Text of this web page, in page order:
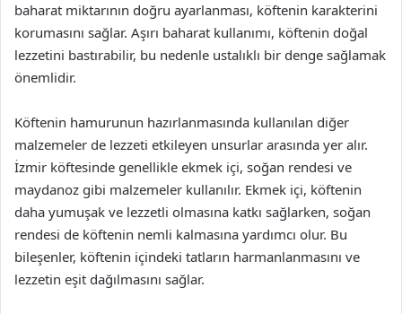
baharat miktarının doğru ayarlanması, köftenin karakterini
korumasını sağlar. Aşırı baharat kullanımı, köftenin doğal
lezzetini bastırabilir, bu nedenle ustalıklı bir denge sağlamak
önemlidir.
Köftenin hamurunun hazırlanmasında kullanılan diğer
malzemeler de lezzeti etkileyen unsurlar arasında yer alır.
İzmir köftesinde genellikle ekmek içi, soğan rendesi ve
maydanoz gibi malzemeler kullanılır. Ekmek içi, köftenin
daha yumuşak ve lezzetli olmasına katkı sağlarken, soğan
rendesi de köftenin nemli kalmasına yardımcı olur. Bu
bileşenler, köftenin içindeki tatların harmanlanmasını ve
lezzetin eşit dağılmasını sağlar.